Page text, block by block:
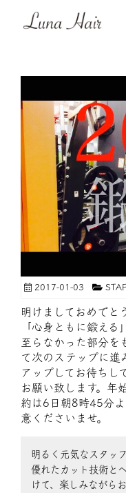
2017-01-03
明けましておめでと
「心身ともに鍛え
至らなかった部分を
て次のステップに進
アップしてお待ちし
お願い致します。年
約は6日朝8時45分
意くださいませ。
明るく元気なスタッ
優れたカット技術と
けて、楽しみながら